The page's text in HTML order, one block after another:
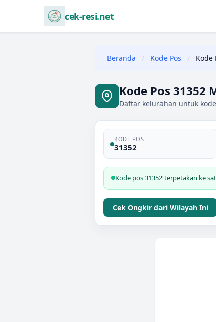
cek-resi.net
Beranda / Kode Pos / Kode
Kode Pos 31352
Daftar kelurahan untuk kode
KODE POS
31352
Kode pos 31352 terpetakan ke
Cek Ongkir dari Wilayah Ini